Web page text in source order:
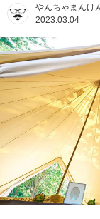
やんちゃまんけ
2023.03.04